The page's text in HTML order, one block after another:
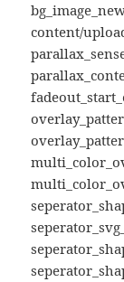
content/